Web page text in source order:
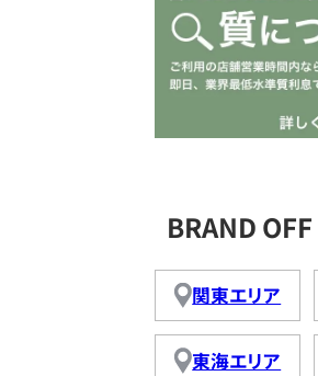
BRAND
関東エリア
東海エリア